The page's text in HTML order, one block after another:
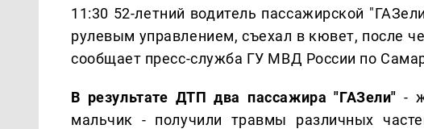
11:30 52-летний водитель пассажирской
рулевым управлением, съехал в кювет, после
сообщает пресс-служба ГУ МВД России по
В результате ДТП два пассажира "ГАЗели"-
мальчик - получили травмы различных